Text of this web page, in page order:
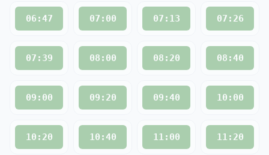
06:47 07:00 07:13 07:26
07:39 08:00 08:20 08:40
09:00 09:20 09:40 10:00
10:20 10:40 11:00 11:20